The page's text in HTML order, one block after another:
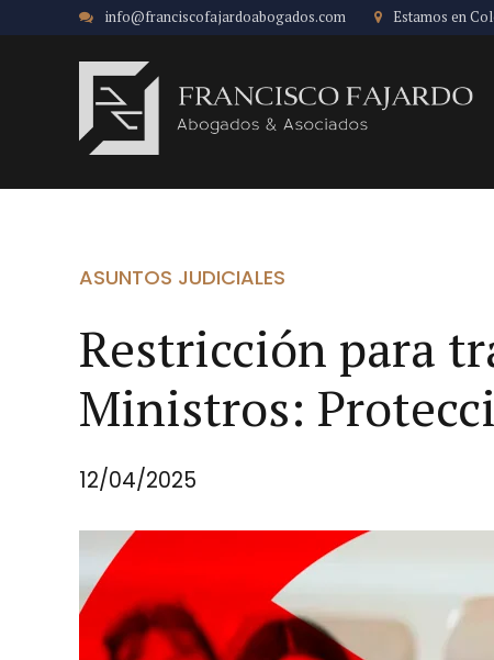
info@franciscofajardoabogados.com Estamos en
ASUNTOS JUDICIALES
Restricción para
Ministros:
12/04/2025